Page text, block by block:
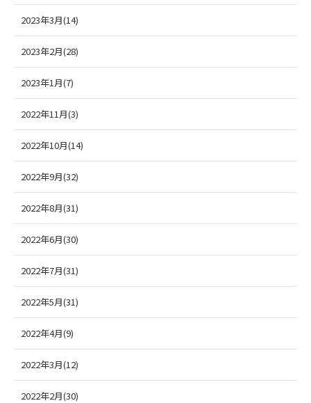
2023年3月(14)
2023年2月(28)
2023年1月(7)
2022年11月(3)
2022年10月(14)
2022年9月(32)
2022年8月(31)
2022年6月(30)
2022年7月(31)
2022年5月(31)
2022年4月(9)
2022年3月(12)
2022年2月(30)